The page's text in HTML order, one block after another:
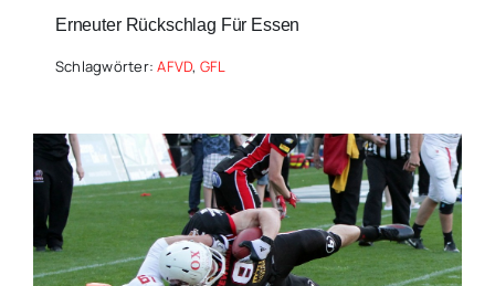
Erneuter Rückschlag Für Essen
Schlagwörter:AFVD, GFL